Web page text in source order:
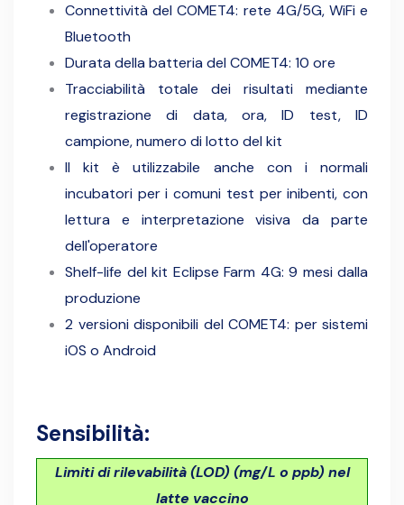
Connettività del COMET4: rete 4G/5G, WiFi e
Bluetooth
Durata della batteria del COMET4: 10 ore
Tracciabilità totale dei risultati mediante
registrazione di data, ora, ID test, ID
campione, numero di lotto del kit
Il kit è utilizzabile anche con i normali
incubatori per i comuni test per inibenti, con
lettura e interpretazione visiva da parte
dell'operatore
Shelf-life del kit Eclipse Farm 4G: 9 mesi dalla
produzione
2 versioni disponibili del COMET4: per sistemi
iOS o Android
Sensibilità:
Limiti di rilevabilità (LOD) (mg/L o ppb) nel
latte vaccino